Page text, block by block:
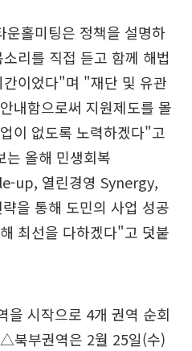
홀미팅은 정책을 설명하
리를 직접 듣고 함께 해법
이었다"며 "재단 및 유관
내함으로써 지원제도를 몰
이 없도록 노력하겠다"고
는 올해 민생회복
up, 열린경영 Synergy,
을 통해 도민의 사업 성공
최선을 다하겠다"고 덧붙
을 시작으로 4개 권역 순회
북부권역은 2월 25일(수)